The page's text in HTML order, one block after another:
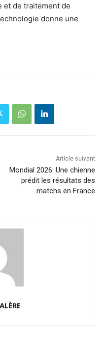
et de traitement de
donne une
Article suivant
Mondial 2026: Une chienne
prédit les résultats des
matchs en France